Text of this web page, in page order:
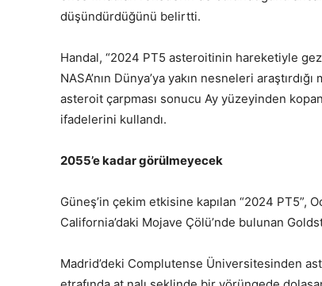
düşündürdüğünü belirtti.
Handal, “2024 PT5 asteroitinin hareketiyle
NASA’nın Dünya’ya yakın nesneleri
asteroit çarpması sonucu Ay yüzeyinden
ifadelerini kullandı.
2055’e kadar görülmeyecek
Güneş’in çekim etkisine kapılan “2024 PT5”,
California’daki Mojave Çölü’nde bulunan
Madrid’deki Complutense Üniversitesinden